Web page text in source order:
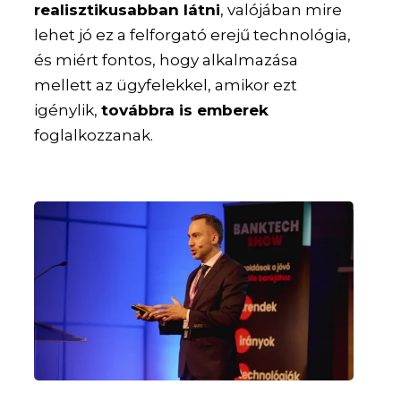
realisztikusabban látni, valójában mire
lehet jó ez a felforgató erejű technológia,
és miért fontos, hogy alkalmazása
mellett az ügyfelekkel, amikor ezt
igénylik,továbbra is emberek
foglalkozzanak.